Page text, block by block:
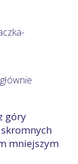
góry
mniejszym